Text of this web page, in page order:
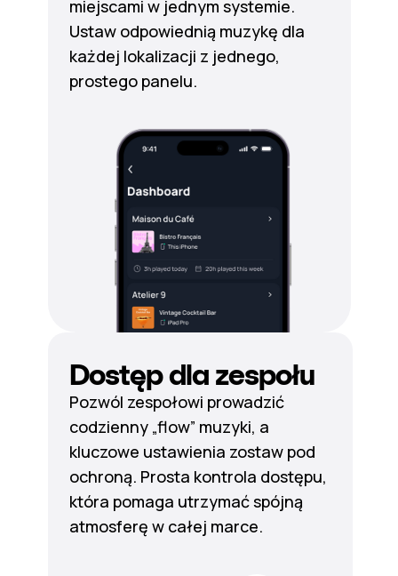
miejscami w jednym systemie.
Ustaw odpowiednią muzykę dla
każdej lokalizacji z jednego,
prostego panelu.
Dostęp dla zespołu
Pozwól zespołowi prowadzić
codzienny „flow” muzyki, a
kluczowe ustawienia zostaw pod
ochroną. Prosta kontrola dostępu,
która pomaga utrzymać spójną
atmosferę w całej marce.